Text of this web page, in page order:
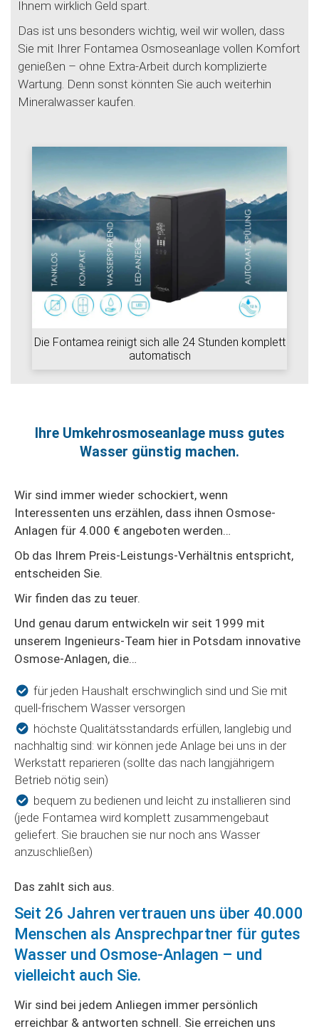
Ihnem wirklich Geld spart.
Das ist uns besonders wichtig, weil wir wollen, dass
Sie mit Ihrer Fontamea Osmoseanlage vollen Komfort
genießen – ohne Extra-Arbeit durch komplizierte
Wartung. Denn sonst könnten Sie auch weiterhin
Mineralwasser kaufen.
Die Fontamea reinigt sich alle 24 Stunden komplett
automatisch
Ihre Umkehrosmoseanlage muss gutes
Wasser günstig machen.
Wir sind immer wieder schockiert, wenn
Interessenten uns erzählen, dass ihnen Osmose-
Anlagen für 4.000 € angeboten werden…
Ob das Ihrem Preis-Leistungs-Verhältnis entspricht,
entscheiden Sie.
Wir finden das zu teuer.
Und genau darum entwickeln wir seit 1999 mit
unserem Ingenieurs-Team hier in Potsdam innovative
Osmose-Anlagen, die…
für jeden Haushalt erschwinglich sind und Sie mit
quell-frischem Wasser versorgen
höchste Qualitätsstandards erfüllen, langlebig und
nachhaltig sind: wir können jede Anlage bei uns in der
Werkstatt reparieren (sollte das nach langjährigem
Betrieb nötig sein)
bequem zu bedienen und leicht zu installieren sind
(jede Fontamea wird komplett zusammengebaut
geliefert. Sie brauchen sie nur noch ans Wasser
anzuschließen)
Das zahlt sich aus.
Seit 26 Jahren vertrauen uns über 40.000
Menschen als Ansprechpartner für gutes
Wasser und Osmose-Anlagen – und
vielleicht auch Sie.
Wir sind bei jedem Anliegen immer persönlich
erreichbar & antworten schnell. Sie erreichen uns